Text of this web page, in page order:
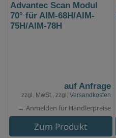
Advantec Scan Modul
70° für AIM-68H/AIM-
75H/AIM-78H
auf Anfrage
zzgl. MwSt., zzgl. Versandkosten
→ Anmelden für Händlerpreise
Zum Produkt